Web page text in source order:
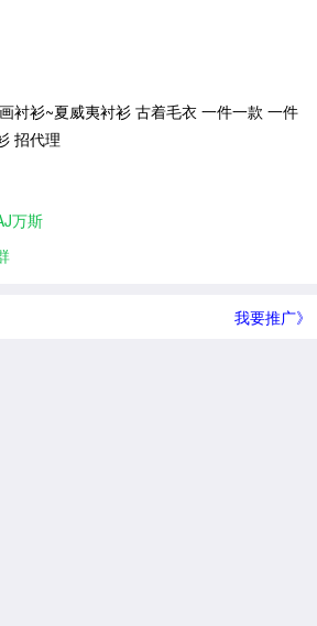
衬衫~夏威夷衬衫 古着毛衣 一件一款 一件
招代理
万斯
我要推广》